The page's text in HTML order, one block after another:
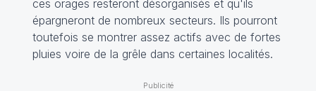
ces orages resteront désorganisés et qu'ils
épargneront de nombreux secteurs. Ils pourront
toutefois se montrer assez actifs avec de fortes
pluies voire de la grêle dans certaines localités.